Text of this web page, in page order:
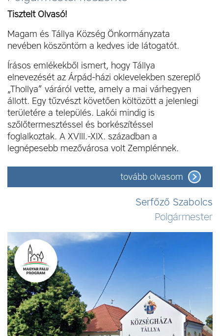
Tisztelt Olvasó!
Magam és Tállya Község Önkormányzata
nevében köszöntöm a kedves ide látogatót.
Írásos emlékekből ismert, hogy Tállya
elnevezését az Árpád-házi oklevelekben szereplő
„Thollya” váráról vette, amely a mai várhegyen
állott. Egy tűzvészt követően költözött a jelenlegi
területére a település. Lakói mindig is
szőlőtermesztéssel és borkészítéssel
foglalkoztak. A XVIII.-XIX. században a
legnépesebb mezővárosa volt Zemplénnek.
tovább olvasom
Serfőző Szabolcs
Polgármester